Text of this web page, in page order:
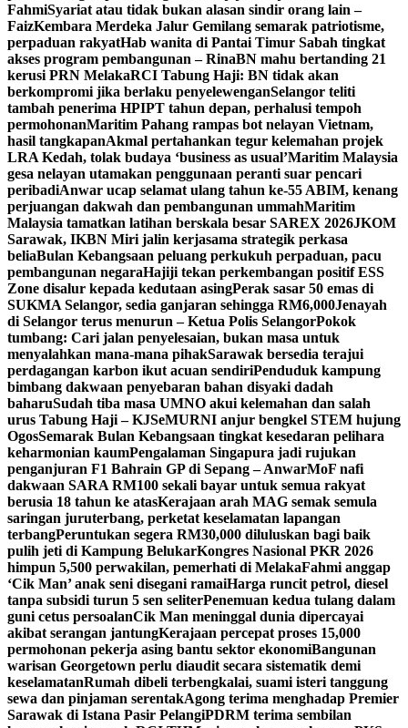
FahmiSyariat atau tidak bukan alasan sindir orang lain –
FaizKembara Merdeka Jalur Gemilang semarak patriotisme,
perpaduan rakyatHab wanita di Pantai Timur Sabah tingkat
akses program pembangunan – RinaBN mahu bertanding 21
kerusi PRN MelakaRCI Tabung Haji: BN tidak akan
berkompromi jika berlaku penyelewenganSelangor teliti
tambah penerima HPIPT tahun depan, perhalusi tempoh
permohonanMaritim Pahang rampas bot nelayan Vietnam,
hasil tangkapanAkmal pertahankan tegur kelemahan projek
LRA Kedah, tolak budaya ‘business as usual’Maritim Malaysia
gesa nelayan utamakan penggunaan peranti suar pencari
peribadiAnwar ucap selamat ulang tahun ke-55 ABIM, kenang
perjuangan dakwah dan pembangunan ummahMaritim
Malaysia tamatkan latihan berskala besar SAREX 2026JKOM
Sarawak, IKBN Miri jalin kerjasama strategik perkasa
beliaBulan Kebangsaan peluang perkukuh perpaduan, pacu
pembangunan negaraHajiji tekan perkembangan positif ESS
Zone disalur kepada kedutaan asingPerak sasar 50 emas di
SUKMA Selangor, sedia ganjaran sehingga RM6,000Jenayah
di Selangor terus menurun – Ketua Polis SelangorPokok
tumbang: Cari jalan penyelesaian, bukan masa untuk
menyalahkan mana-mana pihakSarawak bersedia terajui
perdagangan karbon ikut acuan sendiriPenduduk kampung
bimbang dakwaan penyebaran bahan disyaki dadah
baharuSudah tiba masa UMNO akui kelemahan dan salah
urus Tabung Haji – KJSeMURNI anjur bengkel STEM hujung
OgosSemarak Bulan Kebangsaan tingkat kesedaran pelihara
keharmonian kaumPengalaman Singapura jadi rujukan
penganjuran F1 Bahrain GP di Sepang – AnwarMoF nafi
dakwaan SARA RM100 sekali bayar untuk semua rakyat
berusia 18 tahun ke atasKerajaan arah MAG semak semula
saringan juruterbang, perketat keselamatan lapangan
terbangPeruntukan segera RM30,000 diluluskan bagi baik
pulih jeti di Kampung BelukarKongres Nasional PKR 2026
himpun 5,500 perwakilan, pemerhati di MelakaFahmi anggap
‘Cik Man’ anak seni disegani ramaiHarga runcit petrol, diesel
tanpa subsidi turun 5 sen seliterPenemuan kedua tulang dalam
guni cetus persoalanCik Man meninggal dunia dipercayai
akibat serangan jantungKerajaan percepat proses 15,000
permohonan pekerja asing bantu sektor ekonomiBangunan
warisan Georgetown perlu diaudit secara sistematik demi
keselamatanRumah dibeli terbengkalai, suami isteri tanggung
sewa dan pinjaman serentakAgong terima menghadap Premier
Sarawak di Istana Pasir PelangiPDRM terima sembilan